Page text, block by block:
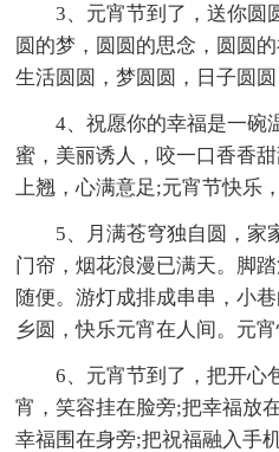
3、元宵节到了，送你圆
圆的梦，圆圆的思念，圆圆
生活圆圆，梦圆圆，日子圆
4、祝愿你的幸福是一碗
蜜，美丽诱人，咬一口香香
上翘，心满意足;元宵节快乐
5、月满苍穹独自圆，家
门帘，烟花浪漫已满天。脚
随便。游灯成排成串串，小
乡圆，快乐元宵在人间。元
6、元宵节到了，把开心
宵，笑容挂在脸旁;把幸福放
幸福围在身旁;把祝福融入手